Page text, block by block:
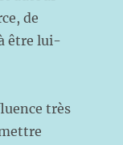
de
être lui-
très